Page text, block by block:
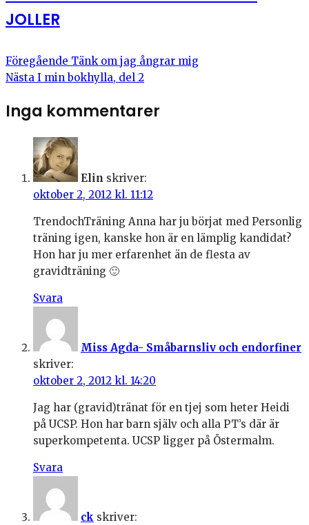
JOLLER
Föregående Tänk om jag ångrar mig
Nästa I min bokhylla, del 2
Inga kommentarer
Elin skriver:
oktober 2, 2012 kl. 11:12
TrendochTräning Anna har ju börjat med Personlig
träning igen, kanske hon är en lämplig kandidat?
Hon har ju mer erfarenhet än de flesta av
gravidträning 🙂
Svara
Miss Agda- Småbarnsliv och endorfiner
skriver:
oktober 2, 2012 kl. 14:20
Jag har (gravid)tränat för en tjej som heter Heidi
på UCSP. Hon har barn själv och alla PT’s där är
superkompetenta. UCSP ligger på Östermalm.
Svara
ck skriver: